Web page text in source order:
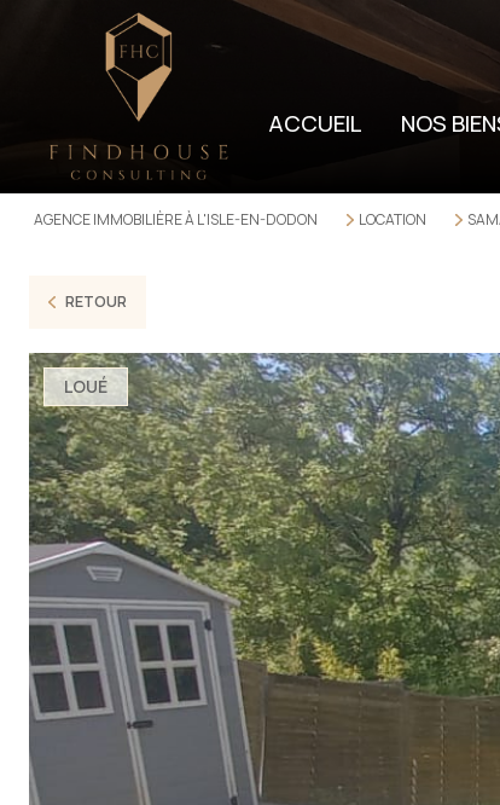
ACCUEIL NOS
LOCATION
LOCATION
LOUÉS
AGENCE IMMOBILIÈRE À L'ISLE-EN-DODON LOCATION
RETOUR
LOUÉ